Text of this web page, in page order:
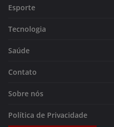
Esporte
Tecnologia
Saúde
Contato
Sobre nós
Política de Privacidade